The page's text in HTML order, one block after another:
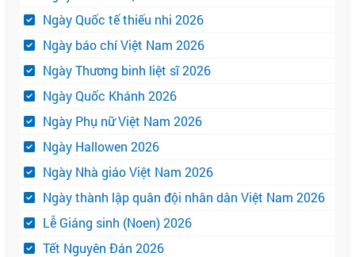
Ngày Quốc tế thiếu nhi 2026
Ngày báo chí Việt Nam 2026
Ngày Thương binh liệt sĩ 2026
Ngày Quốc Khánh 2026
Ngày Phụ nữ Việt Nam 2026
Ngày Hallowen 2026
Ngày Nhà giáo Việt Nam 2026
Ngày thành lập quân đội nhân dân Việt Nam 2026
Lễ Giáng sinh (Noen) 2026
Tết Nguyên Đán 2026